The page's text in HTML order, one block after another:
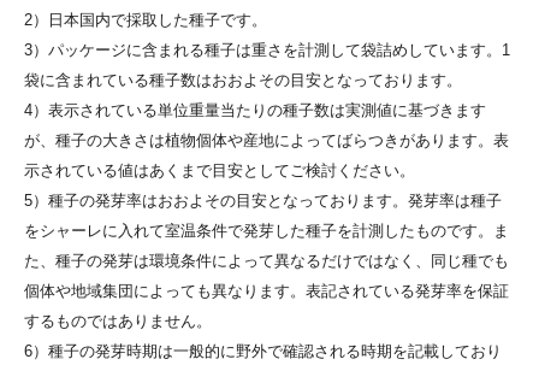
2）日本国内で採取した種子です。
3）パッケージに含まれる種子は重さを計測して袋詰めしています。1
袋に含まれている種子数はおおよその目安となっております。
4）表示されている単位重量当たりの種子数は実測値に基づきます
が、種子の大きさは植物個体や産地によってばらつきがあります。表
示されている値はあくまで目安としてご検討ください。
5）種子の発芽率はおおよその目安となっております。発芽率は種子
をシャーレに入れて室温条件で発芽した種子を計測したものです。ま
た、種子の発芽は環境条件によって異なるだけではなく、同じ種でも
個体や地域集団によっても異なります。表記されている発芽率を保証
するものではありません。
6）種子の発芽時期は一般的に野外で確認される時期を記載しており